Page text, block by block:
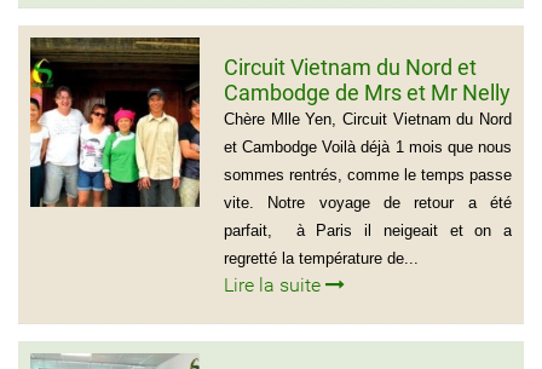
Circuit Vietnam du Nord et
Cambodge de Mrs et Mr Nelly
et Christian BROSSARD
Chère Mlle Yen, Circuit Vietnam du Nord
et Cambodge Voilà déjà 1 mois que nous
sommes rentrés, comme le temps passe
vite. Notre voyage de retour a été
parfait, à Paris il neigeait et on a
regretté la température de...
Lire la suite